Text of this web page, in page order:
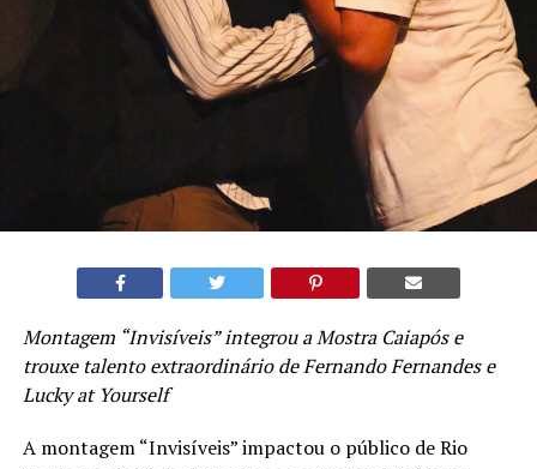
Montagem “Invisíveis” integrou a Mostra Caiapós e
trouxe talento extraordinário de Fernando Fernandes e
Lucky at Yourself
A montagem “Invisíveis” impactou o público de Rio